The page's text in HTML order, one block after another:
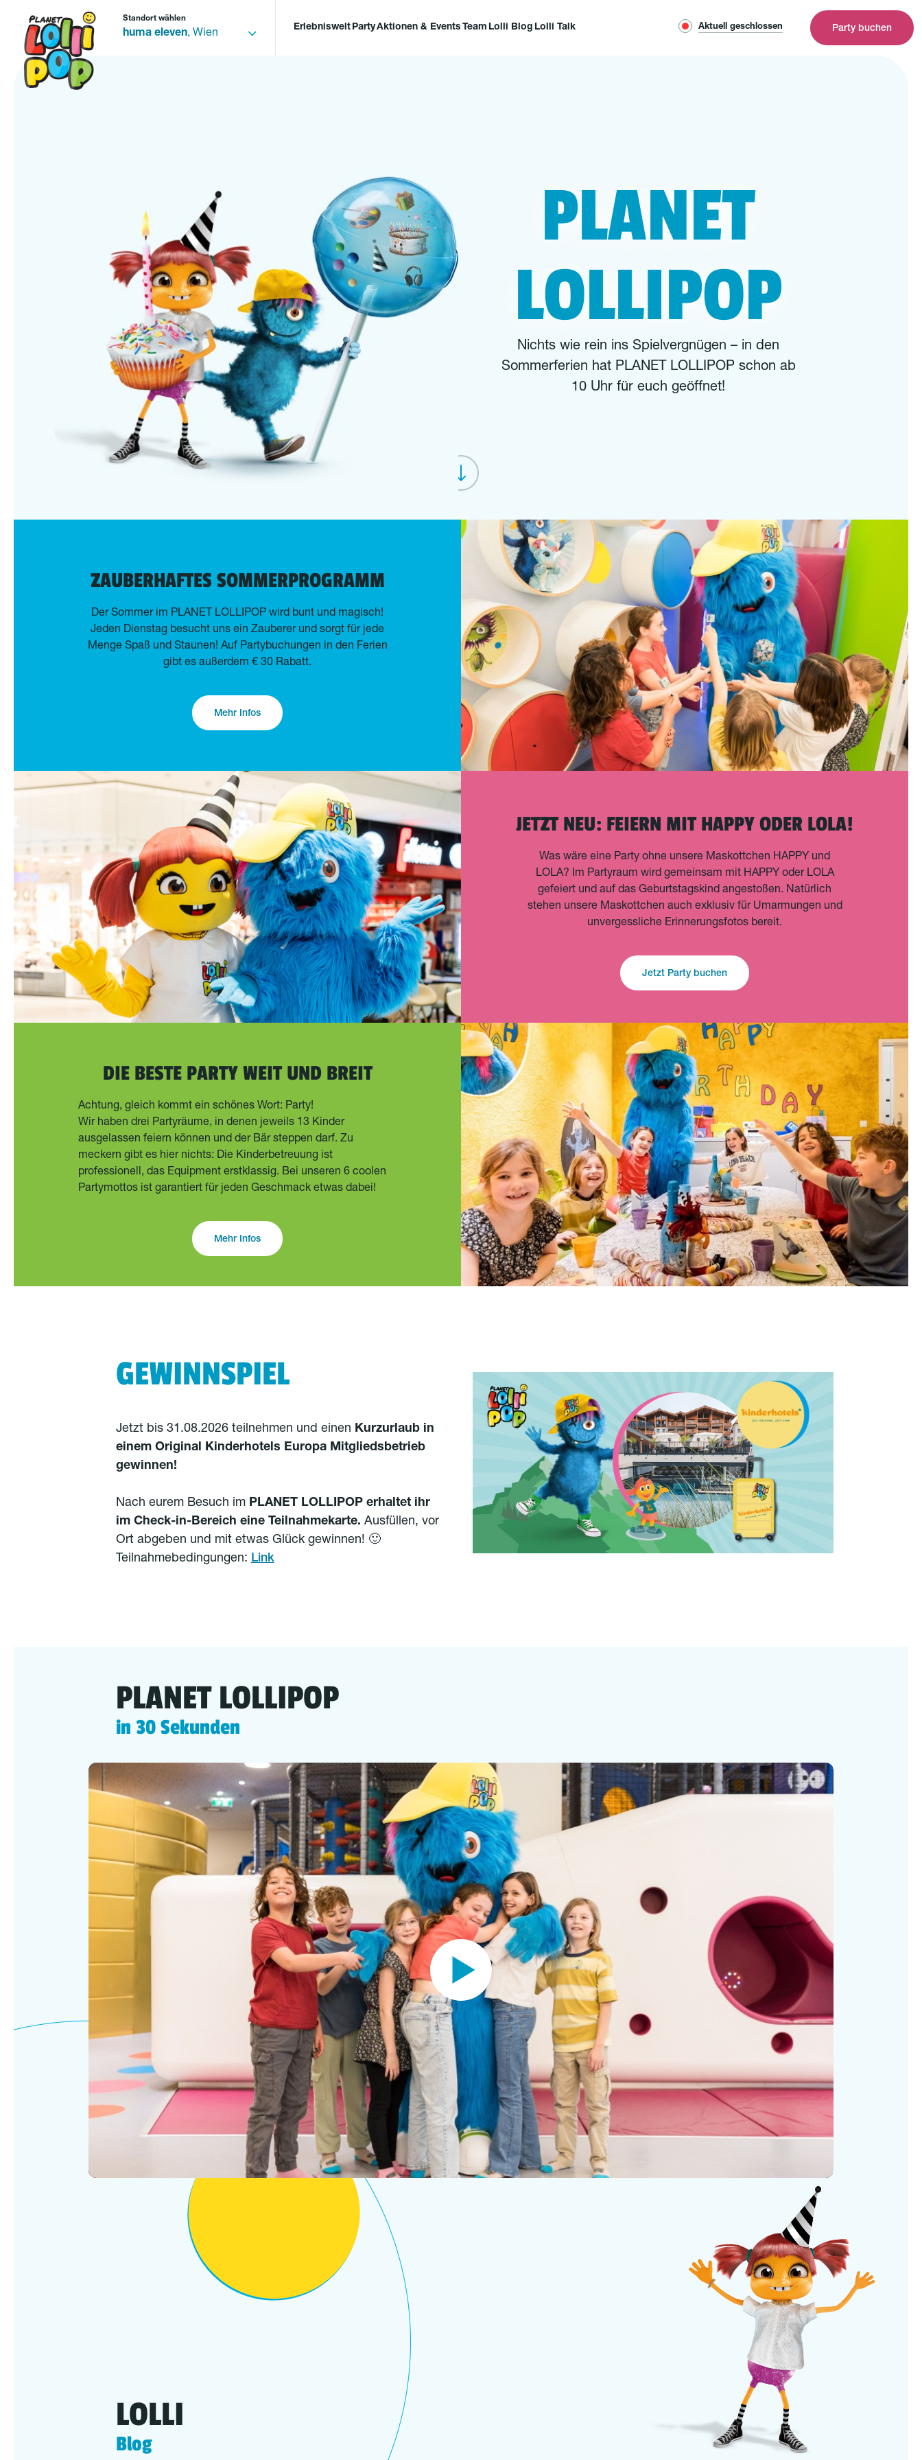
Standort wählen
huma eleven, Wien
Erlebniswelt PartyAktionen & Events Team Lolli Blog Lolli Talk Aktuell geschlossen Party buchen
PLANET
LOLLIPOP
Nichts wie rein ins Spielvergnügen – in den
Sommerferien hat PLANET LOLLIPOP schon ab
10 Uhr für euch geöffnet!
ZAUBERHAFTES SOMMERPROGRAMM
Der Sommer im PLANET LOLLIPOP wird bunt und magisch!
Jeden Dienstag besucht uns ein Zauberer und sorgt für jede
Menge Spaß und Staunen! Auf Partybuchungen in den Ferien
gibt es außerdem € 30 Rabatt.
Mehr Infos
JETZT NEU: FEIERN MIT HAPPY ODER LOLA!
Was wäre eine Party ohne unsere Maskottchen HAPPY und
LOLA? Im Partyraum wird gemeinsam mit HAPPY oder LOLA
gefeiert und auf das Geburtstagskind angestoßen. Natürlich
stehen unsere Maskottchen auch exklusiv für Umarmungen und
unvergessliche Erinnerungsfotos bereit.
Jetzt Party buchen
DIE BESTE PARTY WEIT UND BREIT
Achtung, gleich kommt ein schönes Wort: Party!
Wir haben drei Partyräume, in denen jeweils 13 Kinder
ausgelassen feiern können und der Bär steppen darf. Zu
meckern gibt es hier nichts: Die Kinderbetreuung ist
professionell, das Equipment erstklassig. Bei unseren 6 coolen
Partymottos ist garantiert für jeden Geschmack etwas dabei!
Mehr Infos
GEWINNSPIEL
Jetzt bis 31.08.2026 teilnehmen und einen Kurzurlaub in
einem Original Kinderhotels Europa Mitgliedsbetrieb
gewinnen!
Nach eurem Besuch im PLANET LOLLIPOP erhaltet ihr
im Check-in-Bereich eine Teilnahmekarte. Ausfüllen, vor
Ort abgeben und mit etwas Glück gewinnen! 🙂
Teilnahmebedingungen: Link
PLANET LOLLIPOP
in 30 Sekunden
LOLLI
Blog